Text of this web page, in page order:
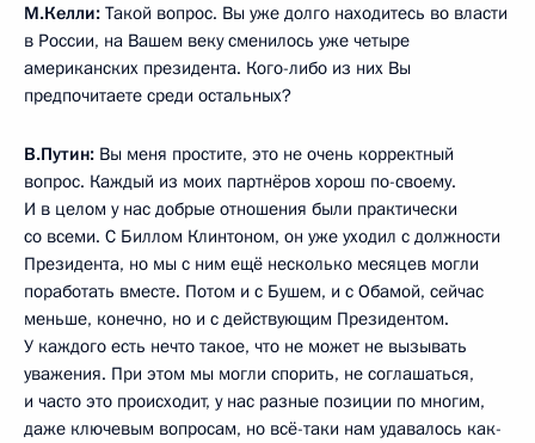
М.Келли: Такой вопрос. Вы уже долго находитесь во власти
в России, на Вашем веку сменилось уже четыре
американских президента. Кого-либо из них Вы
предпочитаете среди остальных?
В.Путин: Вы меня простите, это не очень корректный
вопрос. Каждый из моих партнёров хорош по-своему.
И в целом у нас добрые отношения были практически
со всеми. С Биллом Клинтоном, он уже уходил с должности
Президента, но мы с ним ещё несколько месяцев могли
поработать вместе. Потом и с Бушем, и с Обамой, сейчас
меньше, конечно, но и с действующим Президентом.
У каждого есть нечто такое, что не может не вызывать
уважения. При этом мы могли спорить, не соглашаться,
и часто это происходит, у нас разные позиции по многим,
даже ключевым вопросам, но всё-таки нам удавалось как-